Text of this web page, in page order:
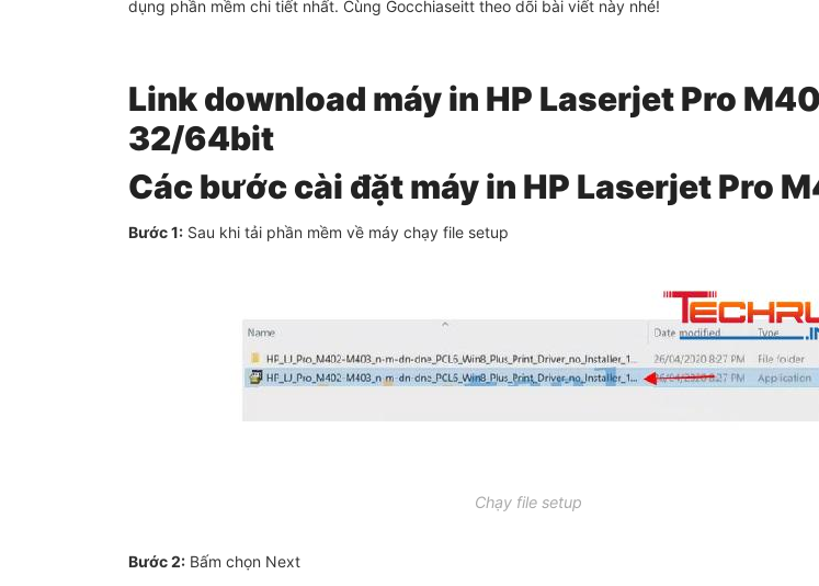
dụng phần mềm chi tiết nhất. Cùng Gocchiaseitt theo dõi bài viết này nhé!
Link download máy in HP Laserjet Pro
32/64bit
Các bước cài đặt máy in HP Laserjet Pro
Bước 1: Sau khi tải phần mềm về máy chạy file setup
Chạy file setup
Bước 2: Bấm chọn Next